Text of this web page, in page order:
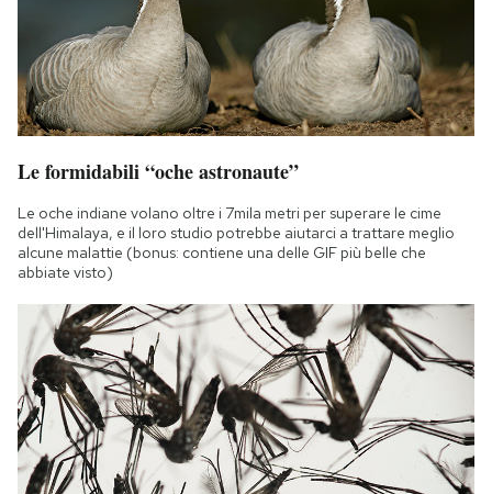
Le formidabili “oche astronaute”
Le oche indiane volano oltre i 7mila metri per superare le cime
dell'Himalaya, e il loro studio potrebbe aiutarci a trattare meglio
alcune malattie (bonus: contiene una delle GIF più belle che
abbiate visto)